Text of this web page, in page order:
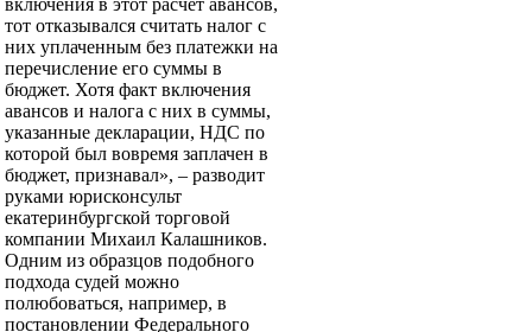
включения в этот расчет авансов,
тот отказывался считать налог с
них уплаченным без платежки на
перечисление его суммы в
бюджет. Хотя факт включения
авансов и налога с них в суммы,
указанные декларации, НДС по
которой был вовремя заплачен в
бюджет, признавал», – разводит
руками юрисконсульт
екатеринбургской торговой
компании Михаил Калашников.
Одним из образцов подобного
подхода судей можно
полюбоваться, например, в
постановлении Федерального